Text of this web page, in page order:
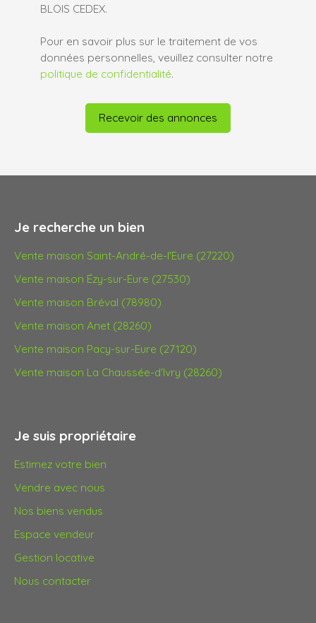
BLOIS CEDEX.
Pour en savoir plus sur le traitement de vos
données personnelles, veuillez consulter notre
politique de confidentialité.
Recevoir des annonces
Je recherche un bien
Vente maison Saint-André-de-l'Eure (27220)
Vente maison Ézy-sur-Eure (27530)
Vente maison Bréval (78980)
Vente maison Anet (28260)
Vente maison Pacy-sur-Eure (27120)
Vente maison La Chaussée-d'Ivry (28260)
Je suis propriétaire
Estimez votre bien
Vendre avec nous
Nos biens vendus
Espace vendeur
Gestion locative
Nous contacter